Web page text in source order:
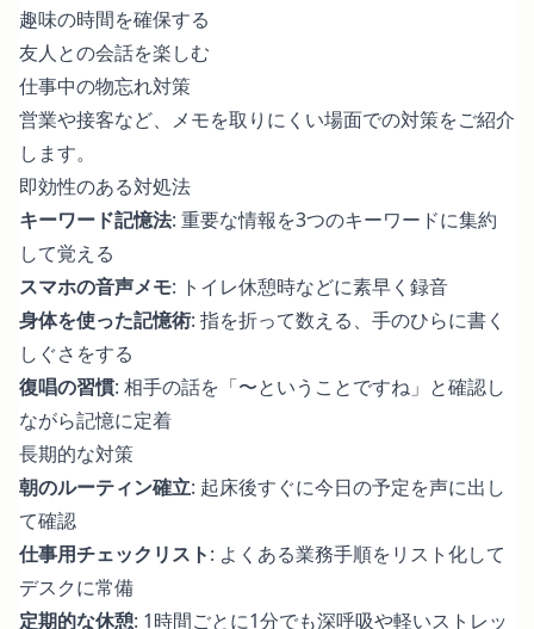
趣味の時間を確保する
友人との会話を楽しむ
仕事中の物忘れ対策
営業や接客など、メモを取りにくい場面での対策をご紹介
します。
即効性のある対処法
キーワード記憶法: 重要な情報を3つのキーワードに集約
して覚える
スマホの音声メモ: トイレ休憩時などに素早く録音
身体を使った記憶術: 指を折って数える、手のひらに書く
しぐさをする
復唱の習慣: 相手の話を「〜ということですね」と確認し
ながら記憶に定着
長期的な対策
朝のルーティン確立: 起床後すぐに今日の予定を声に出し
て確認
仕事用チェックリスト: よくある業務手順をリスト化して
デスクに常備
定期的な休憩: 1時間ごとに1分でも深呼吸や軽いストレッ